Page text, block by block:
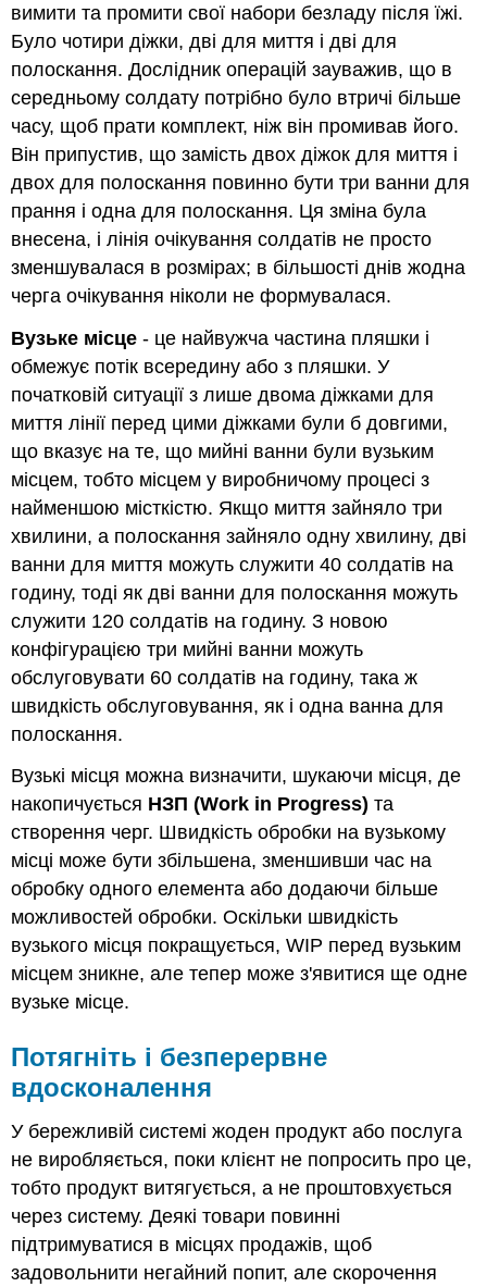
вимити та промити свої набори безладу після їжі.
Було чотири діжки, дві для миття і дві для
полоскання. Дослідник операцій зауважив, що в
середньому солдату потрібно було втричі більше
часу, щоб прати комплект, ніж він промивав його.
Він припустив, що замість двох діжок для миття і
двох для полоскання повинно бути три ванни для
прання і одна для полоскання. Ця зміна була
внесена, і лінія очікування солдатів не просто
зменшувалася в розмірах; в більшості днів жодна
черга очікування ніколи не формувалася.
Вузьке місце - це найвужча частина пляшки і
обмежує потік всередину або з пляшки. У
початковій ситуації з лише двома діжками для
миття лінії перед цими діжками були б довгими,
що вказує на те, що мийні ванни були вузьким
місцем, тобто місцем у виробничому процесі з
найменшою місткістю. Якщо миття зайняло три
хвилини, а полоскання зайняло одну хвилину, дві
ванни для миття можуть служити 40 солдатів на
годину, тоді як дві ванни для полоскання можуть
служити 120 солдатів на годину. З новою
конфігурацією три мийні ванни можуть
обслуговувати 60 солдатів на годину, така ж
швидкість обслуговування, як і одна ванна для
полоскання.
Вузькі місця можна визначити, шукаючи місця, де
накопичується НЗП (Work in Progress) та
створення черг. Швидкість обробки на вузькому
місці може бути збільшена, зменшивши час на
обробку одного елемента або додаючи більше
можливостей обробки. Оскільки швидкість
вузького місця покращується, WIP перед вузьким
місцем зникне, але тепер може з'явитися ще одне
вузьке місце.
Потягніть і безперервне
вдосконалення
У бережливій системі жоден продукт або послуга
не виробляється, поки клієнт не попросить про це,
тобто продукт витягується, а не проштовхується
через систему. Деякі товари повинні
підтримуватися в місцях продажів, щоб
задовольнити негайний попит, але скорочення